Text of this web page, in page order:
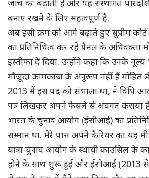
जांच को बढ़ाती है और यह संस्थागत
बनाए रखने के लिए महत्वपूर्ण है.
अब इसी क्रम को आगे बढ़ाते हुए सुप्रीम
का प्रतिनिधित्व कर रहे पैनल के अधिवक्ता
इस्तीफा दे दिया. उन्होंने कहा कि उनके
मौजूदा कामकाज के अनुरूप नहीं हैं.मोहित
2013 में इस पद को संभाला था, ने विधि
पत्र लिखकर अपने फैसले से अवगत कराया
भारत के चुनाव आयोग (ईसीआई) का
सम्मान था. मेरे पास अपने कैरियर का यह
यात्रा चुनाव आयोग के स्थायी काउंसिल के
होने के साथ शुरू हुई और ईसीआई (2013